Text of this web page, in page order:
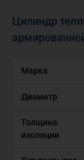
Цилиндр
Марка
Диаметр
Толщина
изоляции